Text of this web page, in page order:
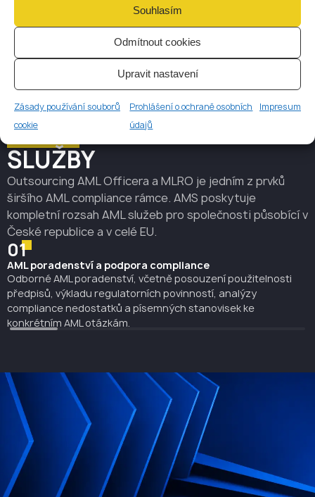
Souhlasím
Odmítnout cookies
Upravit nastavení
Zásady používání souborů
cookie
Prohlášení o ochraně osobních
údajů
Impresum
OBJEDNAT
DALŠÍ AML COMPLIANCE
SLUŽBY
Outsourcing AML Officera a MLRO je jedním z prvků
širšího AML compliance rámce. AMS poskytuje
kompletní rozsah AML služeb pro společnosti působící v
České republice a v celé EU.
01
AML poradenství a podpora compliance
Odborné AML poradenství, včetně posouzení použitelnosti
předpisů, výkladu regulatorních povinností, analýzy
compliance nedostatků a písemných stanovisek ke
konkrétním AML otázkám.